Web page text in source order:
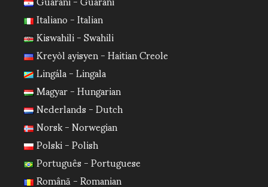
Italiano - Italian
Kiswahili - Swahili
Kreyòl ayisyen - Haitian Creole
Lingála - Lingala
Magyar - Hungarian
Nederlands - Dutch
Norsk - Norwegian
Polski - Polish
Português - Portuguese
Română - Romanian